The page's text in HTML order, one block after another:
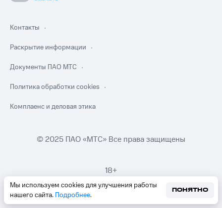
Мы используем cookies для улучшения работы
нашего сайта. Подробнее.
ПОНЯТНО
Контакты
Раскрытие информации
Документы ПАО МТС
Политика обработки cookies
Комплаенс и деловая этика
© 2025 ПАО «МТС» Все права защищены
18+